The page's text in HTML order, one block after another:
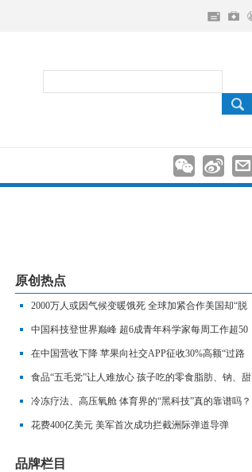
原创热点
2000万人或因气候变暖饿死 全球加紧合作美国却“脱
团”
中国科技登世界巅峰 超6成青年科学家每周工作超50
小时
在中国营收下降 苹果向社交APP征收30%高额“过路
费”
食品“五毛党”让人难放心 孩子吃的零食脂肪、钠、甜
蜜素超标
冷冻疗法、高压氧舱 体育界的“黑科技”真的靠谱吗？
花费400亿美元 美军首次成功拦截洲际弹道导弹
品牌栏目